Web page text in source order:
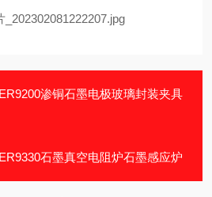
渗铜石墨电极玻璃封装夹具
石墨真空电阻炉石墨感应炉